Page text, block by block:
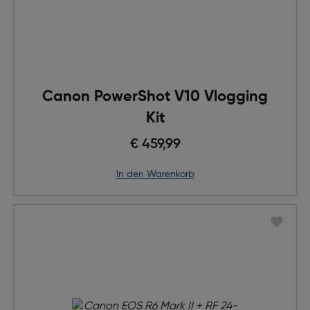
Canon PowerShot V10 Vlogging
Kit
€ 459,99
in den Warenkorb